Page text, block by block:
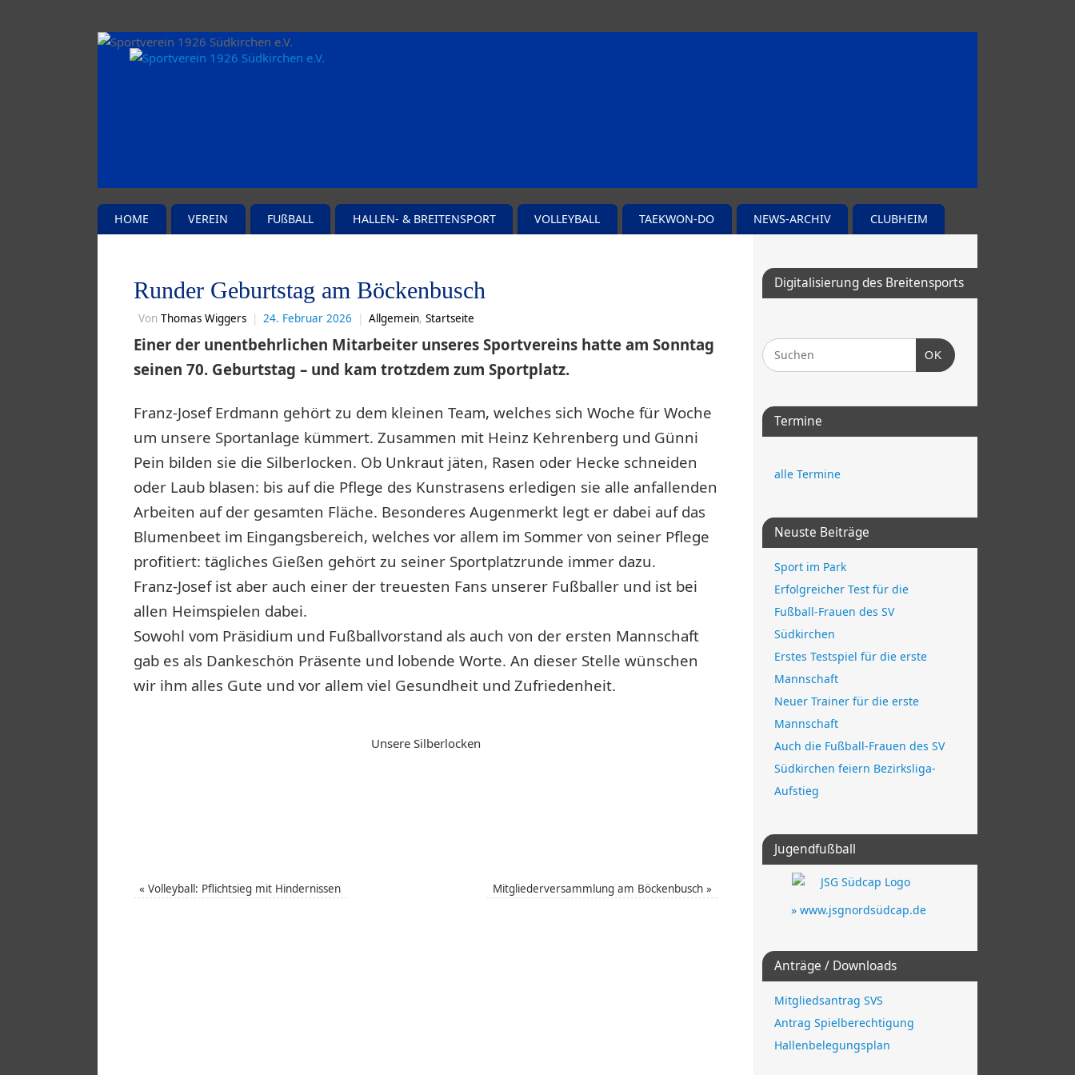
HOME VEREIN FUßBALL HALLEN- & BREITENSPORT VOLLEYBALL TAEKWON-DO NEWS-ARCHIV CLUBHEIM
Runder Geburtstag am Böckenbusch
Von Thomas Wiggers | 24. Februar 2026 | Allgemein, Startseite
Einer der unentbehrlichen Mitarbeiter unseres Sportvereins hatte am Sonntag
seinen 70. Geburtstag – und kam trotzdem zum Sportplatz.
Franz-Josef Erdmann gehört zu dem kleinen Team, welches sich Woche für Woche
um unsere Sportanlage kümmert. Zusammen mit Heinz Kehrenberg und Günni
Pein bilden sie die Silberlocken. Ob Unkraut jäten, Rasen oder Hecke schneiden
oder Laub blasen: bis auf die Pflege des Kunstrasens erledigen sie alle anfallenden
Arbeiten auf der gesamten Fläche. Besonderes Augenmerkt legt er dabei auf das
Blumenbeet im Eingangsbereich, welches vor allem im Sommer von seiner Pflege
profitiert: tägliches Gießen gehört zu seiner Sportplatzrunde immer dazu.
Franz-Josef ist aber auch einer der treuesten Fans unserer Fußballer und ist bei
allen Heimspielen dabei.
Sowohl vom Präsidium und Fußballvorstand als auch von der ersten Mannschaft
gab es als Dankeschön Präsente und lobende Worte. An dieser Stelle wünschen
wir ihm alles Gute und vor allem viel Gesundheit und Zufriedenheit.
Unsere Silberlocken
« Volleyball: Pflichtsieg mit Hindernissen Mitgliederversammlung am Böckenbusch »
Digitalisierung des Breitensports
OK
Termine
alle Termine
Neuste Beiträge
Sport im Park
Erfolgreicher Test für die
Fußball-Frauen des SV
Südkirchen
Erstes Testspiel für die erste
Mannschaft
Neuer Trainer für die erste
Mannschaft
Auch die Fußball-Frauen des SV
Südkirchen feiern Bezirksliga-
Aufstieg
Jugendfußball
» www.jsgnordsüdcap.de
Anträge / Downloads
Mitgliedsantrag SVS
Antrag Spielberechtigung
Hallenbelegungsplan